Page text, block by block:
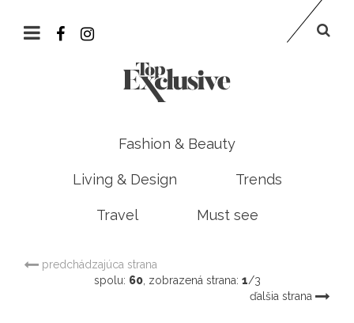
Fashion & Beauty
Living & Design Trends
Travel Must see
predchádzajúca strana
spolu: 60, zobrazená strana: 1/3
ďalšia strana